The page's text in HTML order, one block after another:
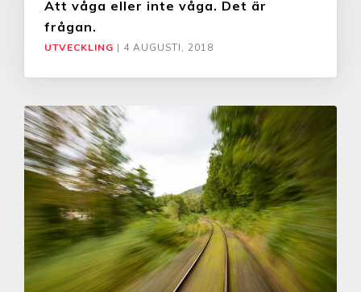
Att våga eller inte våga. Det är
frågan.
UTVECKLING | 4 AUGUSTI, 2018